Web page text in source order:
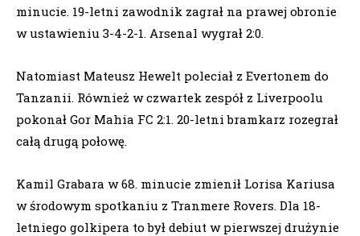
minucie. 19-letni zawodnik zagrał na prawej obronie
w ustawieniu 3-4-2-1. Arsenal wygrał 2:0.
Natomiast Mateusz Hewelt poleciał z Evertonem do
Tanzanii. Również w czwartek zespół z Liverpoolu
pokonał Gor Mahia FC 2:1. 20-letni bramkarz rozegrał
całą drugą połowę.
Kamil Grabara w 68. minucie zmienił Lorisa Kariusa
w środowym spotkaniu z Tranmere Rovers. Dla 18-
letniego golkipera to był debiut w pierwszej drużynie